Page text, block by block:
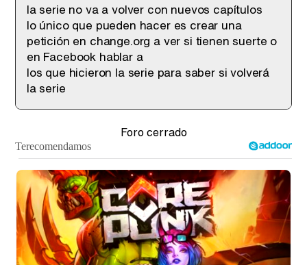
la serie no va a volver con nuevos capítulos
lo único que pueden hacer es crear una
petición en change.org a ver si tienen suerte o
en Facebook hablar a
los que hicieron la serie para saber si volverá
la serie
Foro cerrado